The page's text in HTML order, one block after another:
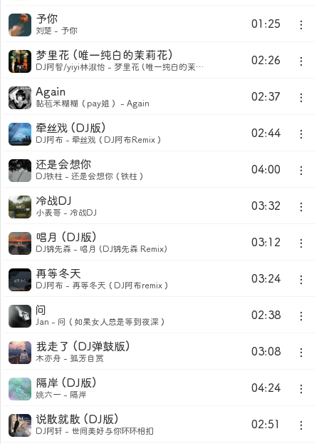
01:25
予你
刘楚 - 予你
02:26
梦里花 (唯一纯白的茉莉花)
DJ阿智/yiyi林淑怡 - 梦里花 (唯一纯白的茉莉花)
02:37
Again
黏苞米糊糊（pay姐） - Again
02:44
牵丝戏 (DJ版)
DJ阿布 - 牵丝戏（DJ阿布Remix）
04:00
还是会想你
DJ铁柱 - 还是会想你（铁柱）
03:32
冷战DJ
小表哥 - 冷战DJ
03:12
唱月 (DJ版)
DJ锦先森 - 唱月 (DJ锦先森 Remix)
03:24
再等冬天
DJ阿布 - 再等冬天（DJ阿布remix）
02:38
问
Jan - 问（如果女人总是等到夜深）
03:08
我走了 (DJ弹鼓版)
木亦舟 - 孤芳自赏
04:24
隔岸 (DJ版)
姚六一 - 隔岸
02:51
说散就散 (DJ版)
DJ阿轩 - 世间美好与你环环相扣